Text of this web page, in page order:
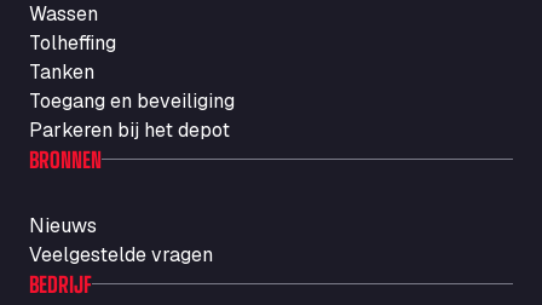
Autotransit Amann
Auf dem Dreisch 8, 34346
Avin Kominis
Vasilikos Intersection E90, 46 100
AW Jenkinson Runcorn Truck Parking
M6 J40, Penrith Industrial Estate, CA11 9EH
Backline Logistics Limited
Wassen
Tolheffing
Tanken
Toegang en beveiliging
Parkeren bij het depot
BRONNEN
Nieuws
Veelgestelde vragen
BEDRIJF